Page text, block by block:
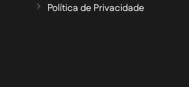
Política de Privacidade